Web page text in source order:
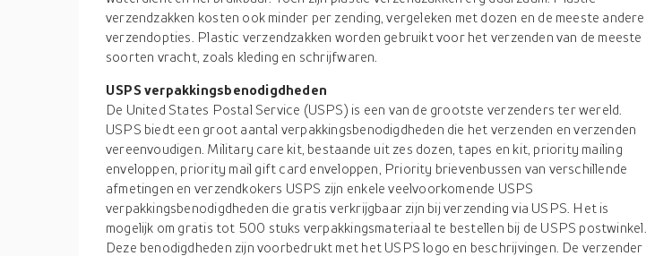
verzendzakken kosten ook minder per zending, vergeleken met dozen en de meeste andere
verzendopties. Plastic verzendzakken worden gebruikt voor het verzenden van de meeste
soorten vracht, zoals kleding en schrijfwaren.
USPS verpakkingsbenodigdheden
De United States Postal Service (USPS) is een van de grootste verzenders ter wereld.
USPS biedt een groot aantal verpakkingsbenodigdheden die het verzenden en verzenden
vereenvoudigen. Military care kit, bestaande uit zes dozen, tapes en kit, priority mailing
enveloppen, priority mail gift card enveloppen, Priority brievenbussen van verschillende
afmetingen en verzendkokers USPS zijn enkele veelvoorkomende USPS
verpakkingsbenodigdheden die gratis verkrijgbaar zijn bij verzending via USPS. Het is
mogelijk om gratis tot 500 stuks verpakkingsmateriaal te bestellen bij de USPS postwinkel.
Deze benodigdheden zijn voorbedrukt met het USPS logo en beschrijvingen. De verzender